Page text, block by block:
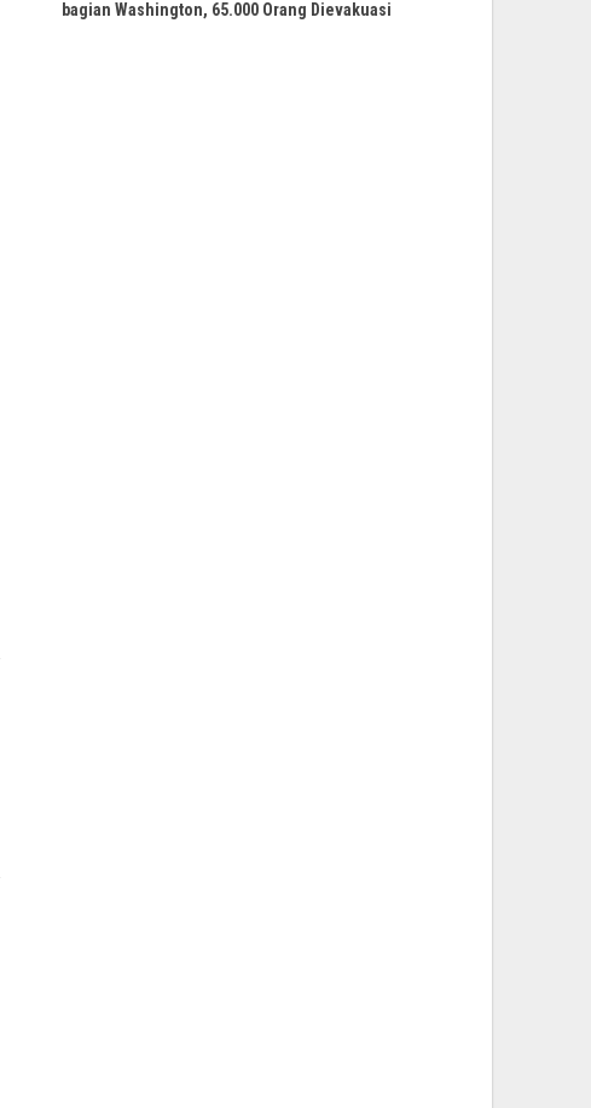
bagian Washington, 65.000 Orang Dievakuasi